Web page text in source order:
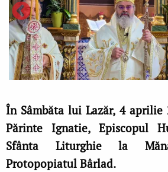
În Sâmbăta lui Lazăr, 4 aprilie
Părinte Ignatie, Episcopul
Sfânta Liturghie la
Protopopiatul Bârlad.